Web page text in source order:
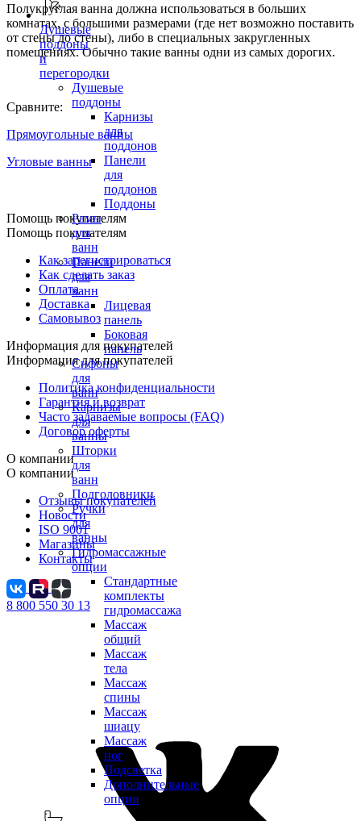
Душевые
поддоны
и
перегородки
Душевые
поддоны
Карнизы
для
поддонов
Панели
для
поддонов
Поддоны
Рамы
для
ванн
Панели
для
ванн
Лицевая
панель
Боковая
панель
Сифоны
для
ванн
Карнизы
для
ванны
Шторки
для
ванн
Подголовники
Ручки
для
ванны
Гидромассажные
опции
Стандартные
комплекты
гидромассажа
Массаж
общий
Массаж
тела
Массаж
спины
Массаж
шиацу
Массаж
ног
Подсветка
Дополнительные
опции
Полукруглая ванна должна использоваться в больших
комнатах, с большими размерами (где нет возможно поставить
от стены до стены), либо в специальных закругленных
помещениях. Обычно такие ванны одни из самых дорогих.
Сравните:
Прямоугольные ванны
Угловые ванны
Помощь покупателям
Помощь покупателям
Как зарегистрироваться
Как сделать заказ
Оплата
Доставка
Самовывоз
Информация для покупателей
Информация для покупателей
Политика конфиденциальности
Гарантия и возврат
Часто задаваемые вопросы (FAQ)
Договор оферты
О компании
О компании
Отзывы покупателей
Новости
ISO 9001
Магазины
Контакты
8 800 550 30 13